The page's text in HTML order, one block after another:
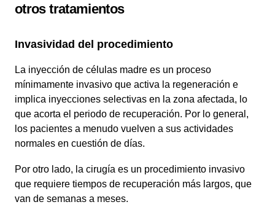
otros tratamientos
Invasividad del procedimiento
La inyección de células madre es un proceso
mínimamente invasivo que activa la regeneración e
implica inyecciones selectivas en la zona afectada, lo
que acorta el periodo de recuperación. Por lo general,
los pacientes a menudo vuelven a sus actividades
normales en cuestión de días.
Por otro lado, la cirugía es un procedimiento invasivo
que requiere tiempos de recuperación más largos, que
van de semanas a meses.